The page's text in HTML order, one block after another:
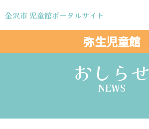
金沢市 児童館ポータルサイト
金沢市 児童館ポータルサイト
おしらせ
NEWS
弥生児童館